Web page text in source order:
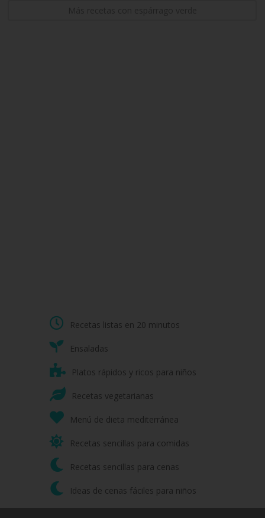
Recetas listas en 20 minutos
Ensaladas
Platos rápidos y ricos para niños
Recetas vegetarianas
Menú de dieta mediterránea
Recetas sencillas para comidas
Recetas sencillas para cenas
Ideas de cenas fáciles para niños